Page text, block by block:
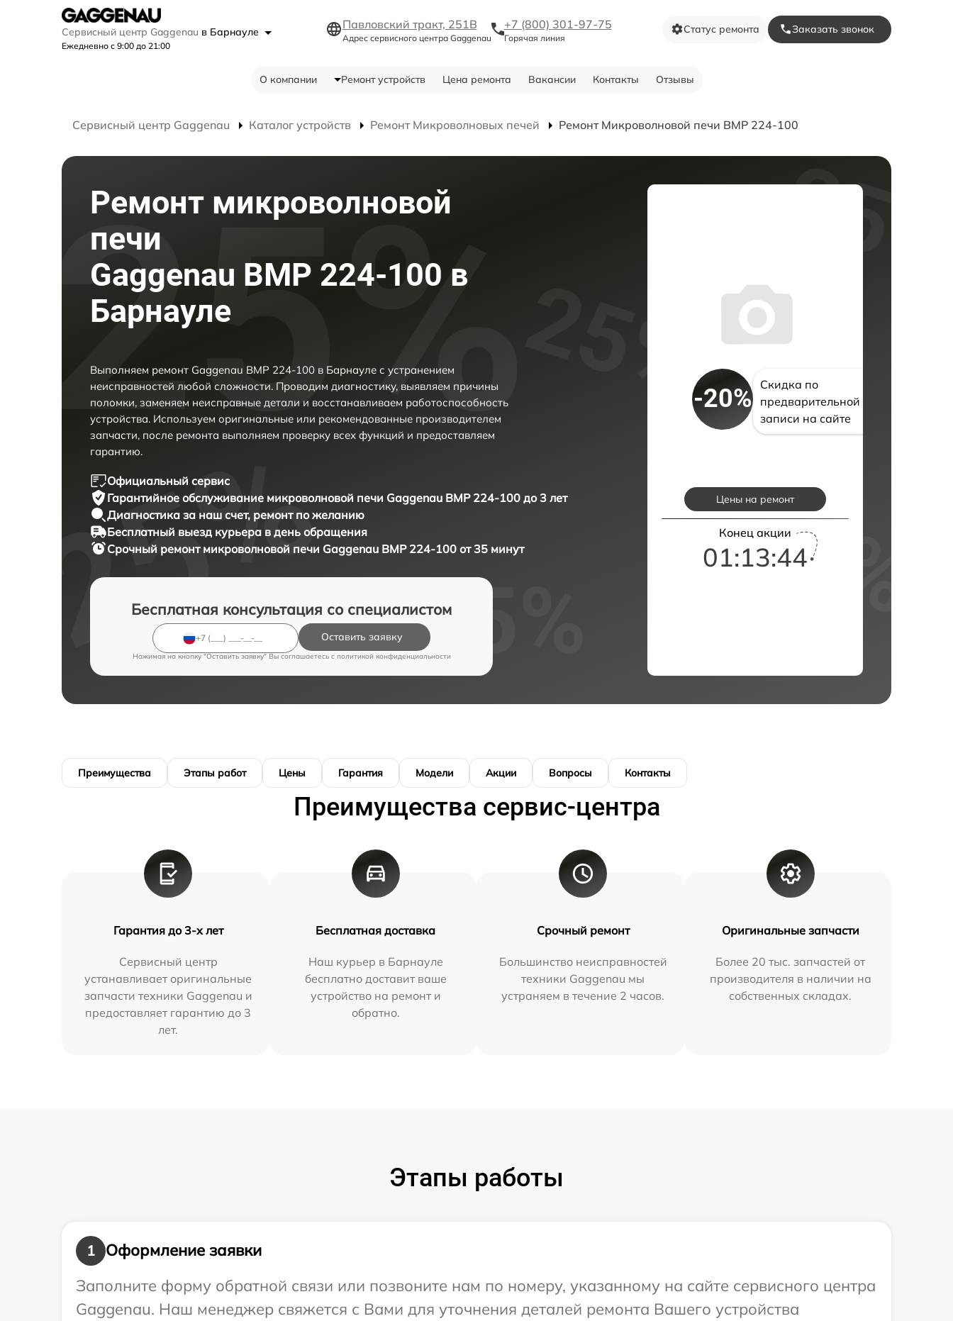
Сервисный центр Gaggenau в Барнауле
Ежедневно с 9:00 до 21:00
Павловский тракт, 251В
Адрес сервисного центра Gaggenau
+7 (800) 301-97-75
Горячая линия
Статус ремонта Заказать звонок
О компании Ремонт устройств Цена ремонта Вакансии Контакты Отзывы
Сервисный центр Gaggenau Каталог устройств Ремонт Микроволновых печей Ремонт Микроволновой печи BMP 224-100
Ремонт микроволновой
печи
Gaggenau BMP 224-100 в
Барнауле
Выполняем ремонт Gaggenau BMP 224-100 в Барнауле с устранением
неисправностей любой сложности. Проводим диагностику, выявляем причины
поломки, заменяем неисправные детали и восстанавливаем работоспособность
устройства. Используем оригинальные или рекомендованные производителем
запчасти, после ремонта выполняем проверку всех функций и предоставляем
гарантию.
Официальный сервис
Гарантийное обслуживание микроволновой печи Gaggenau BMP 224-100 до 3 лет
Диагностика за наш счет, ремонт по желанию
Бесплатный выезд курьера в день обращения
Срочный ремонт микроволновой печи Gaggenau BMP 224-100 от 35 минут
Бесплатная консультация со специалистом
Оставить заявку
Нажимая на кнопку "Оставить заявку" Вы соглашаетесь c политикой конфиденциальности
-20%
Скидка по
предварительной
записи на сайте
Цены на ремонт
Конец акции
01:13:43
Преимущества Этапы работ Цены Гарантия Модели Акции Вопросы Контакты
Преимущества сервис-центра
Гарантия до 3-х лет
Сервисный центр
устанавливает оригинальные
запчасти техники Gaggenau и
предоставляет гарантию до 3
лет.
Бесплатная доставка
Наш курьер в Барнауле
бесплатно доставит ваше
устройство на ремонт и
обратно.
Срочный ремонт
Большинство неисправностей
техники Gaggenau мы
устраняем в течение 2 часов.
Оригинальные запчасти
Более 20 тыс. запчастей от
производителя в наличии на
собственных складах.
Этапы работы
1
Оформление заявки
Заполните форму обратной связи или позвоните нам по номеру, указанному на сайте сервисного центра
Gaggenau. Наш менеджер свяжется с Вами для уточнения деталей ремонта Вашего устройства